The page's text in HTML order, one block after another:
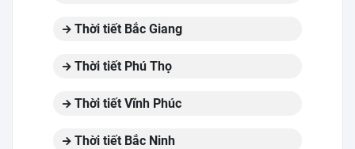
Thời tiết Bắc Giang
Thời tiết Phú Thọ
Thời tiết Vĩnh Phúc
Thời tiết Bắc Ninh